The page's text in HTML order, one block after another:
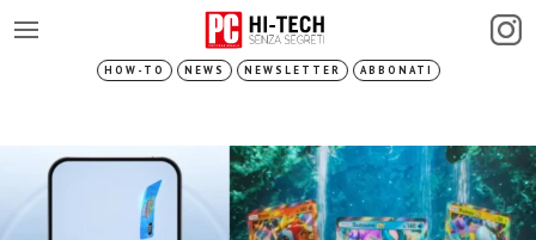
HOW-TO NEWS NEWSLETTER ABBONATI